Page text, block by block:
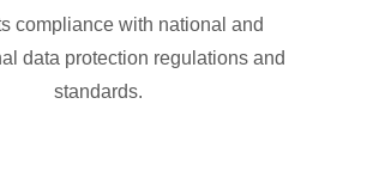
compliance with national and
data protection regulations and
standards.